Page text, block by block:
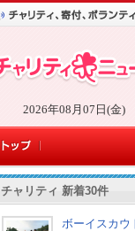
2026年08月07日(金)
チャリティ 新着30件
ボーイスカウ